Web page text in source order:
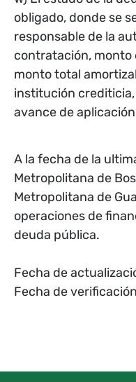
obligado, donde se
responsable de la
contratación, monto
monto total
institución
avance de
A la fecha de la
Metropolitana de
Metropolitana de
operaciones de
deuda pública.
Fecha de
Fecha de